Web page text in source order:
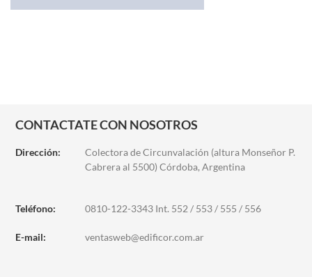
CONTACTATE CON NOSOTROS
Dirección:
Colectora de Circunvalación (altura Monseñor P.
Cabrera al 5500) Córdoba, Argentina
Teléfono: 0810-122-3343 Int. 552 / 553 / 555 / 556
E-mail: ventasweb@edificor.com.ar